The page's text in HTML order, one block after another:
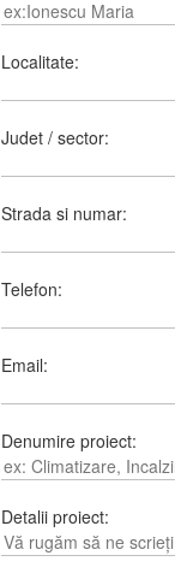
Localitate:
Judet / sector:
Strada si numar:
Telefon:
Email:
Denumire proiect:
Detalii proiect: